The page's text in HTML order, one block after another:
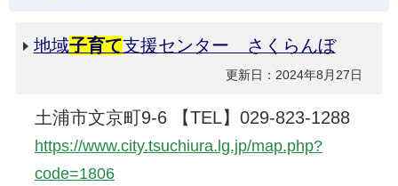
地域子育て支援センター さくらんぼ
更新日：2024年8月27日
土浦市文京町9-6 【TEL】029-823-1288
https://www.city.tsuchiura.lg.jp/map.php?
code=1806